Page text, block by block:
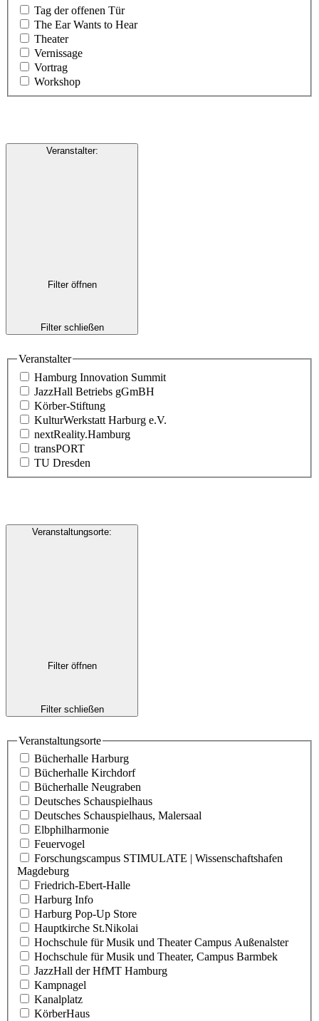
Tag der offenen Tür
The Ear Wants to Hear
Theater
Vernissage
Vortrag
Workshop
Veranstalter:
Filter öffnen
Filter schließen
Veranstalter
Hamburg Innovation Summit
JazzHall Betriebs gGmBH
Körber-Stiftung
KulturWerkstatt Harburg e.V.
nextReality.Hamburg
transPORT
TU Dresden
Veranstaltungsorte:
Filter öffnen
Filter schließen
Veranstaltungsorte
Bücherhalle Harburg
Bücherhalle Kirchdorf
Bücherhalle Neugraben
Deutsches Schauspielhaus
Deutsches Schauspielhaus, Malersaal
Elbphilharmonie
Feuervogel
Forschungscampus STIMULATE | Wissenschaftshafen
Magdeburg
Friedrich-Ebert-Halle
Harburg Info
Harburg Pop-Up Store
Hauptkirche St.Nikolai
Hochschule für Musik und Theater Campus Außenalster
Hochschule für Musik und Theater, Campus Barmbek
JazzHall der HfMT Hamburg
Kampnagel
Kanalplatz
KörberHaus